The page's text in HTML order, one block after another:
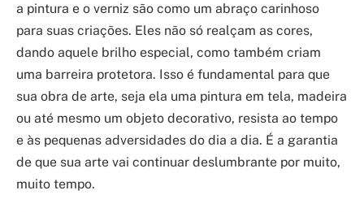
a pintura e o verniz são como um abraço carinhoso
para suas criações. Eles não só realçam as cores,
dando aquele brilho especial, como também criam
uma barreira protetora. Isso é fundamental para que
sua obra de arte, seja ela uma pintura em tela, madeira
ou até mesmo um objeto decorativo, resista ao tempo
e às pequenas adversidades do dia a dia. É a garantia
de que sua arte vai continuar deslumbrante por muito,
muito tempo.